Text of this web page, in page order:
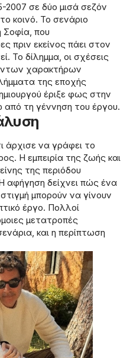
2007 σε δύο μισά σεζόν
κοινό. Το σενάριο
Σοφία, που
πριν εκείνος πάει στον
Το δίλημμα, οι σχέσεις
χαρακτήρων
της εποχής
έριξε φως στην
τη γέννηση του έργου.
άρχισε να γράφει το
Η εμπειρία της ζωής και
της περιόδου
δείχνει πώς ένα
μπορούν να γίνουν
έργο. Πολλοί
μετατροπές
και η περίπτωση